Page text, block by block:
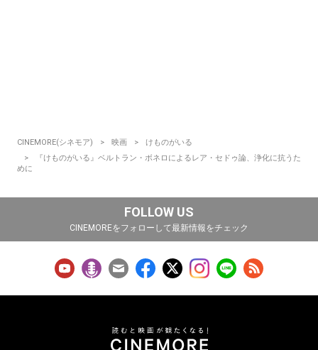
CINEMORE(シネモア) 映画
けものがいる
『けものがいる』ベルトラン・ボネロによるレア・セドゥ論、浄化に抗うた
めに
FOLLOW US
CINEMOREをフォローして最新情報をチェック